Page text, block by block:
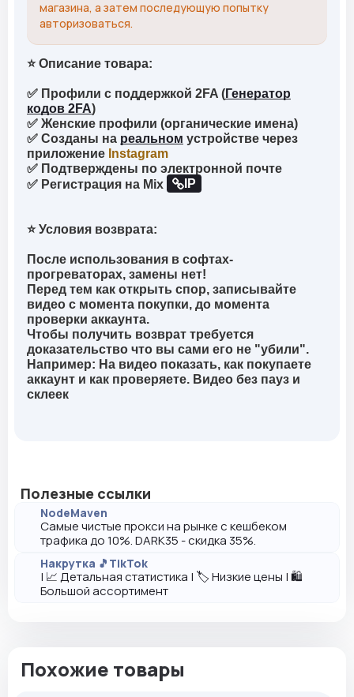
магазина, а затем последующую попытку
авторизоваться.
⭐ Описание товара:
✅ Профили с поддержкой 2FA (Генератор
кодов 2FA)
✅ Женские профили (органические имена)
✅ Созданы на реальном устройстве через
приложение Instagram
✅ Подтверждены по электронной почте
✅ Регистрация на Mix
IP
⭐ Условия возврата:
После использования в софтах-
прогреваторах, замены нет!
Перед тем как открыть спор, записывайте
видео с момента покупки, до момента
проверки аккаунта.
Чтобы получить возврат требуется
доказательство что вы сами его не "убили".
Например: На видео показать, как покупаете
аккаунт и как проверяете. Видео без пауз и
склеек
Полезные ссылки
NodeMaven
Самые чистые прокси на рынке с кешбеком
трафика до 10%. DARK35 - скидка 35%.
Накрутка 🎵TikTok
| 📈 Детальная статистика | 🏷️ Низкие цены | 🛍️
Большой ассортимент
Похожие товары